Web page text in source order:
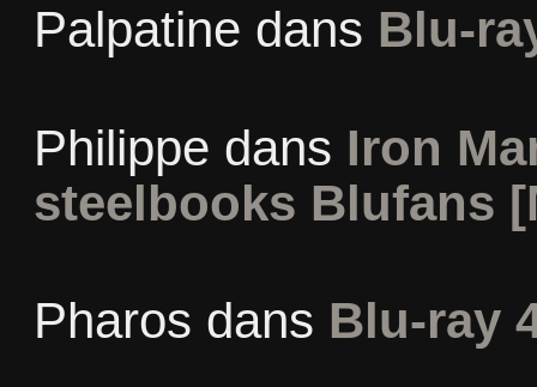
Palpatine dans Blu-
Philippe dans Iron
steelbooks Blufans
Pharos dans Blu-ray